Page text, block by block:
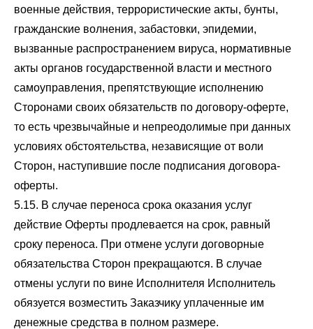
военные действия, террористические акты, бунты,
гражданские волнения, забастовки, эпидемии,
вызванные распространением вируса, нормативные
акты органов государственной власти и местного
самоуправления, препятствующие исполнению
Сторонами своих обязательств по договору-оферте,
то есть чрезвычайные и непреодолимые при данных
условиях обстоятельства, независящие от воли
Сторон, наступившие после подписания договора-
оферты.
5.15. В случае переноса срока оказания услуг
действие Оферты продлевается на срок, равный
сроку переноса. При отмене услуги договорные
обязательства Сторон прекращаются. В случае
отмены услуги по вине Исполнителя Исполнитель
обязуется возместить Заказчику уплаченные им
денежные средства в полном размере.